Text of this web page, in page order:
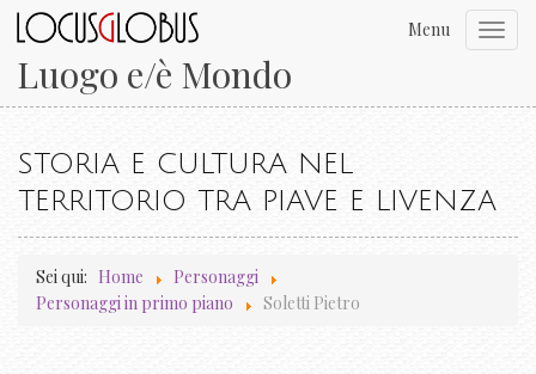
Luogo e/è Mondo
Menu
STORIA E CULTURA NEL
TERRITORIO TRA PIAVE E LIVENZA
Sei qui: Home
Personaggi
Personaggi in primo piano
Soletti Pietro